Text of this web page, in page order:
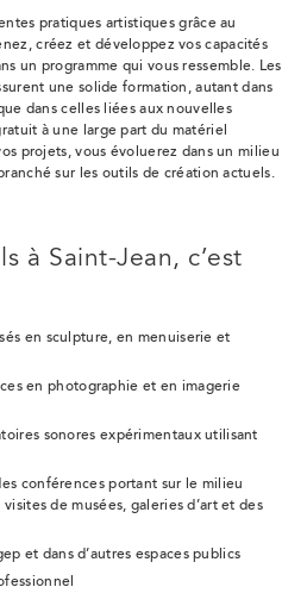
pratiques artistiques grâce au
créez et développez vos capacités
un programme qui vous ressemble. Les
une solide formation, autant dans
dans celles liées aux nouvelles
à une large part du matériel
projets, vous évoluerez dans un milieu
sur les outils de création actuels.
à Saint-Jean, c’est
en sculpture, en menuiserie et
en photographie et en imagerie
sonores expérimentaux utilisant
conférences portant sur le milieu
de musées, galeries d’art et des
et dans d’autres espaces publics